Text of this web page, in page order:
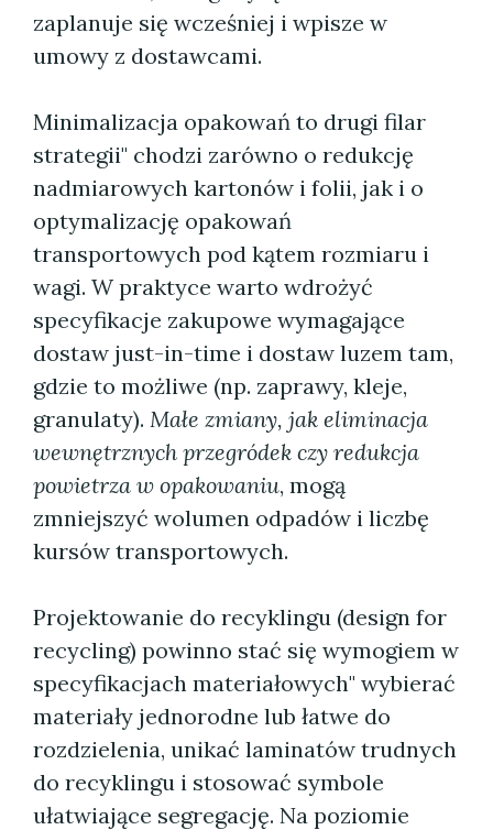
zaplanuje się wcześniej i wpisze w
umowy z dostawcami.
Minimalizacja opakowań to drugi filar
strategii" chodzi zarówno o redukcję
nadmiarowych kartonów i folii, jak i o
optymalizację opakowań
transportowych pod kątem rozmiaru i
wagi. W praktyce warto wdrożyć
specyfikacje zakupowe wymagające
dostaw just-in-time i dostaw luzem tam,
gdzie to możliwe (np. zaprawy, kleje,
granulaty). Małe zmiany, jak eliminacja
wewnętrznych przegródek czy redukcja
powietrza w opakowaniu, mogą
zmniejszyć wolumen odpadów i liczbę
kursów transportowych.
Projektowanie do recyklingu (design for
recycling) powinno stać się wymogiem w
specyfikacjach materiałowych" wybierać
materiały jednorodne lub łatwe do
rozdzielenia, unikać laminatów trudnych
do recyklingu i stosować symbole
ułatwiające segregację. Na poziomie